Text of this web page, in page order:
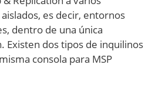
es decir, entornos
dentro de una única
Existen dos tipos de inquilinos
consola para MSP